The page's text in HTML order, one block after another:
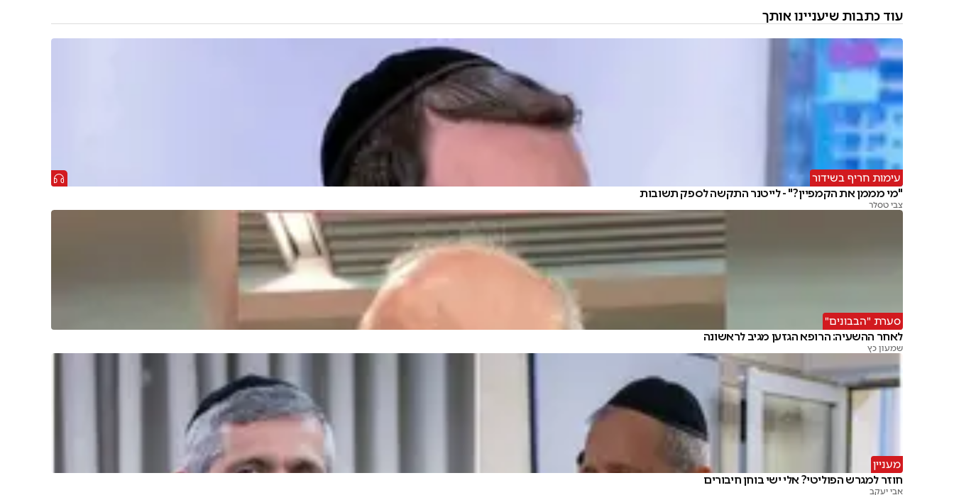
עוד כתבות שיעניינו אותך
עימות חריף בשידור
"מי מממן את הקמפיין?" - לייטנר התקשה לספק תשובות
צבי טסלר
סערת "הבבונים"
לאחר ההשעיה: הרופא הגזען מגיב לראשונה
שמעון כץ
מעניין
חוזר למגרש הפוליטי? אלי ישי בוחן חיבורים
אבי יעקב